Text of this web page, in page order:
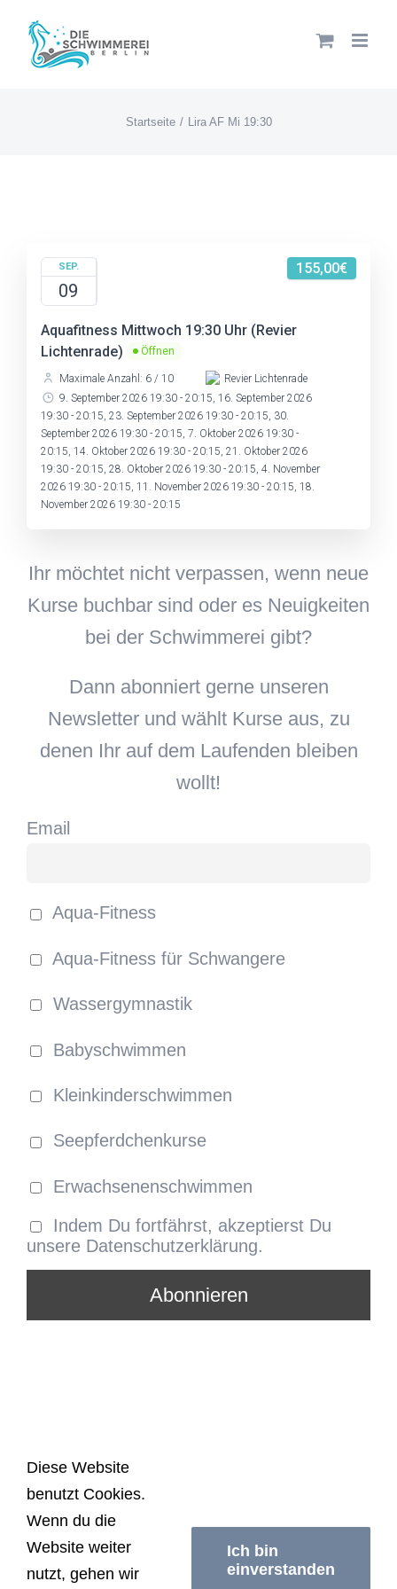
Zum
Inhalt
Startseite Lira AF Mi 19:30
SEP.
09
Aquafitness Mittwoch 19:30 Uhr (Revier
Lichtenrade)
Öffnen
Maximale Anzahl: 6 / 10
Revier Lichtenrade
9. September 2026 19:30 - 20:15, 16. September 2026
19:30 - 20:15, 23. September 2026 19:30 - 20:15, 30.
September 2026 19:30 - 20:15, 7. Oktober 2026 19:30 -
20:15, 14. Oktober 2026 19:30 - 20:15, 21. Oktober 2026
19:30 - 20:15, 28. Oktober 2026 19:30 - 20:15, 4. November
2026 19:30 - 20:15, 11. November 2026 19:30 - 20:15, 18.
November 2026 19:30 - 20:15
155,00€
Ihr möchtet nicht verpassen, wenn neue
Kurse buchbar sind oder es Neuigkeiten
bei der Schwimmerei gibt?
Dann abonniert gerne unseren
Newsletter und wählt Kurse aus, zu
denen Ihr auf dem Laufenden bleiben
wollt!
Email
Aqua-Fitness
Aqua-Fitness für Schwangere
Wassergymnastik
Babyschwimmen
Kleinkinderschwimmen
Seepferdchenkurse
Erwachsenenschwimmen
Indem Du fortfährst, akzeptierst Du
unsere Datenschutzerklärung.
© Copyright2026 | Schwimmerei Berlin | All
Rights Reserved |
Impressum/Datenschutzerklärung|
Diese Website
benutzt Cookies.
Wenn du die
Website weiter
nutzt, gehen wir
Ich bin
einverstanden